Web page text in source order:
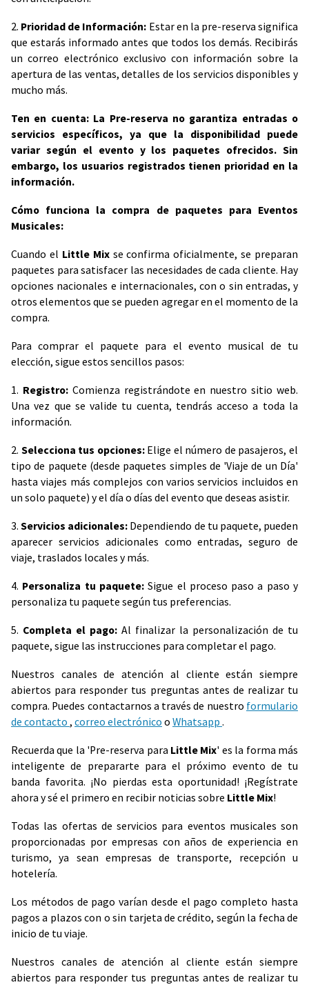
2. Prioridad de Información: Estar en la pre-reserva significa
que estarás informado antes que todos los demás. Recibirás
un correo electrónico exclusivo con información sobre la
apertura de las ventas, detalles de los servicios disponibles y
mucho más.
Ten en cuenta: La Pre-reserva no garantiza entradas o
servicios específicos, ya que la disponibilidad puede
variar según el evento y los paquetes ofrecidos. Sin
embargo, los usuarios registrados tienen prioridad en la
información.
Cómo funciona la compra de paquetes para Eventos
Musicales:
Cuando el Little Mixse confirma oficialmente, se preparan
paquetes para satisfacer las necesidades de cada cliente. Hay
opciones nacionales e internacionales, con o sin entradas, y
otros elementos que se pueden agregar en el momento de la
compra.
Para comprar el paquete para el evento musical de tu
elección, sigue estos sencillos pasos:
1. Registro:Comienza registrándote en nuestro sitio web.
Una vez que se valide tu cuenta, tendrás acceso a toda la
información.
2. Selecciona tus opciones:Elige el número de pasajeros, el
tipo de paquete (desde paquetes simples de 'Viaje de un Día'
hasta viajes más complejos con varios servicios incluidos en
un solo paquete) y el día o días del evento que deseas asistir.
3.Servicios adicionales: Dependiendo de tu paquete, pueden
aparecer servicios adicionales como entradas, seguro de
viaje, traslados locales y más.
4. Personaliza tu paquete:Sigue el proceso paso a paso y
personaliza tu paquete según tus preferencias.
5. Completa el pago: Al finalizar la personalización de tu
paquete, sigue las instrucciones para completar el pago.
Nuestros canales de atención al cliente están siempre
abiertos para responder tus preguntas antes de realizar tu
compra. Puedes contactarnos a través de nuestro formulario
de contacto , correo electrónico o Whatsapp .
Recuerda que la 'Pre-reserva para Little Mix' es la forma más
inteligente de prepararte para el próximo evento de tu
banda favorita. ¡No pierdas esta oportunidad! ¡Regístrate
ahora y sé el primero en recibir noticias sobre Little Mix!
Todas las ofertas de servicios para eventos musicales son
proporcionadas por empresas con años de experiencia en
turismo, ya sean empresas de transporte, recepción u
hotelería.
Los métodos de pago varían desde el pago completo hasta
pagos a plazos con o sin tarjeta de crédito, según la fecha de
inicio de tu viaje.
Nuestros canales de atención al cliente están siempre
abiertos para responder tus preguntas antes de realizar tu